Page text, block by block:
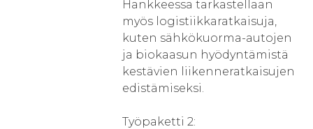
Hankkeessa tarkastellaan
myös logistiikkaratkaisuja,
kuten sähkökuorma-autojen
ja biokaasun hyödyntämistä
kestävien liikenneratkaisujen
edistämiseksi.
Työpaketti 2: